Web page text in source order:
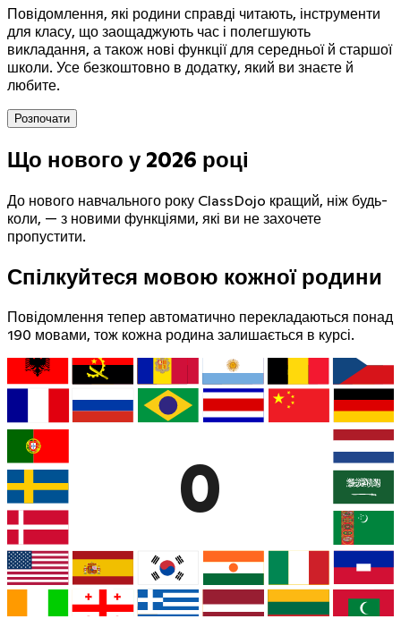
Повідомлення, які родини справді читають, інструменти
для класу, що заощаджують час і полегшують
викладання, а також нові функції для середньої й старшої
школи. Усе безкоштовно в додатку, який ви знаєте й
любите.
Розпочати
Що нового у 2026 році
До нового навчального року ClassDojo кращий, ніж будь-
коли, — з новими функціями, які ви не захочете
пропустити.
Спілкуйтеся мовою кожної родини
Повідомлення тепер автоматично перекладаються понад
190 мовами, тож кожна родина залишається в курсі.
0